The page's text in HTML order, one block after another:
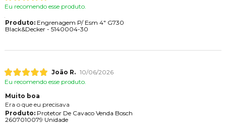
Eu recomendo esse produto.
Produto:Engrenagem P/ Esm 4" G730
Black&Decker - 5140004-30
João R. 10/06/2026
Eu recomendo esse produto.
Muito boa
Era o que eu precisava
Produto:Protetor De Cavaco Venda Bosch
2607010079 Unidade